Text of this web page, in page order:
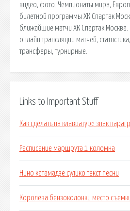
видео, фото. Чемпионаты мира,
билетной программы ХК Спартак
ближайшие матчи ХК Спартак Москва.
онлайн трансляции матчей,
трансферы, турнирные.
Links to Important Stuff
Как сделать на клавиатуре знак
Расписание маршрута 1 коломна
Нино катамадзе сулико текст песни
Королева бензоколонки место